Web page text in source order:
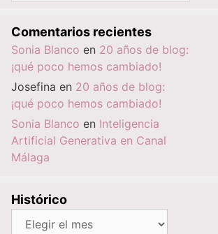
Comentarios recientes
Sonia Blanco en 20 años de blog:
¡qué poco hemos cambiado!
Josefina en 20 años de blog:
¡qué poco hemos cambiado!
Sonia Blanco en Inteligencia
Artificial Generativa en Canal
Málaga
Histórico
Histórico